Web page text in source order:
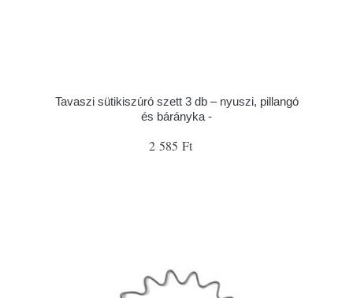
Tavaszi sütikiszúró szett 3 db – nyuszi, pillangó
és bárányka -
2 585 Ft